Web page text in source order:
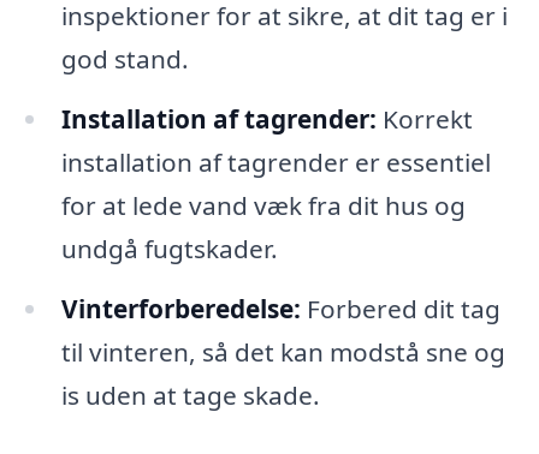
inspektioner for at sikre, at dit tag er i
god stand.
Installation af tagrender: Korrekt
installation af tagrender er essentiel
for at lede vand væk fra dit hus og
undgå fugtskader.
Vinterforberedelse: Forbered dit tag
til vinteren, så det kan modstå sne og
is uden at tage skade.